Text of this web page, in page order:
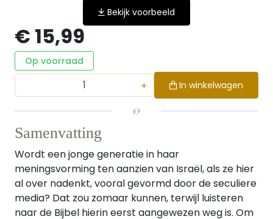
Bekijk voorbeeld
€ 15,99
Op voorraad
+ In winkelwagen
Samenvatting
Wordt een jonge generatie in haar
meningsvorming ten aanzien van Israël, als ze hier
al over nadenkt, vooral gevormd door de seculiere
media? Dat zou zomaar kunnen, terwijl luisteren
naar de Bijbel hierin eerst aangewezen weg is. Om